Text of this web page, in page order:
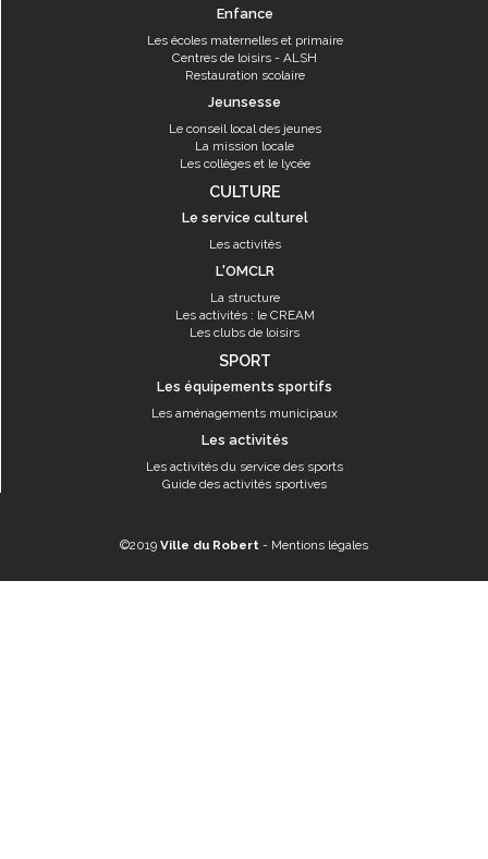
Enfance
Les écoles maternelles et primaire
Centres de loisirs - ALSH
Restauration scolaire
Jeunsesse
Le conseil local des jeunes
La mission locale
Les collèges et le lycée
CULTURE
Le service culturel
Les activités
L'OMCLR
La structure
Les activités : le CREAM
Les clubs de loisirs
SPORT
Les équipements sportifs
Les aménagements municipaux
Les activités
Les activités du service des sports
Guide des activités sportives
©2019 Ville du Robert - Mentions légales